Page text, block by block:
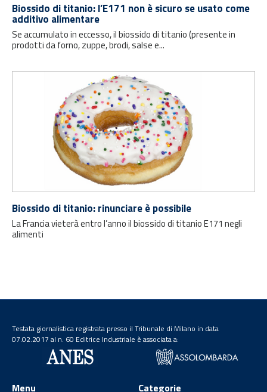
Biossido di titanio: l’E171 non è sicuro se usato come
additivo alimentare
Se accumulato in eccesso, il biossido di titanio (presente in
prodotti da forno, zuppe, brodi, salse e...
Biossido di titanio: rinunciare è possibile
La Francia vieterà entro l’anno il biossido di titanio E171 negli
alimenti
Testata giornalistica registrata presso il Tribunale di Milano in data
07.02.2017 al n. 60 Editrice Industriale è associata a:
Menu Categorie